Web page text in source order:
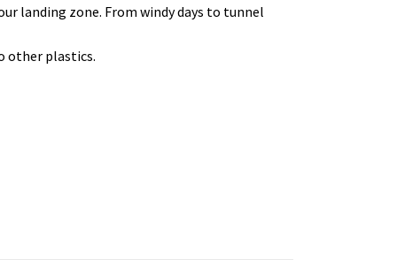
landing zone. From windy days to tunnel
other plastics.